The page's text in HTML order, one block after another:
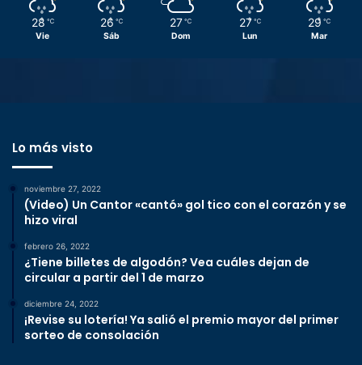
28 ℃
Vie
26 ℃
Sáb
27 ℃
Dom
27 ℃
Lun
29 ℃
Mar
Lo más visto
noviembre 27, 2022
(Video) Un Cantor «cantó» gol tico con el corazón y se
hizo viral
febrero 26, 2022
¿Tiene billetes de algodón? Vea cuáles dejan de
circular a partir del 1 de marzo
diciembre 24, 2022
¡Revise su lotería! Ya salió el premio mayor del primer
sorteo de consolación